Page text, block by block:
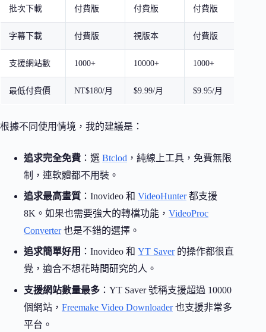
批次下載 付費版 付費版 付費版
字幕下載 付費版 視版本 付費版
支援網站數 1000+ 10000+ 1000+
最低付費價 NT$180/月 $9.99/月 $9.95/月
根據不同使用情境，我的建議是：
追求完全免費 ：選 Btclod ，純線上工具，免費無限
制，連軟體都不用裝。
追求最高畫質 ：Inovideo 和 VideoHunter都支援
8K。如果也需要強大的轉檔功能， VideoProc
Converter也是不錯的選擇。
追求簡單好用 ：Inovideo 和 YT Saver的操作都很直
覺，適合不想花時間研究的人。
支援網站數量最多 ：YT Saver 號稱支援超過 10000
個網站， Freemake Video Downloader也支援非常多
平台。